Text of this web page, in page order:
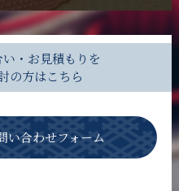
・お見積もりを
の方はこちら
い合わせフォーム